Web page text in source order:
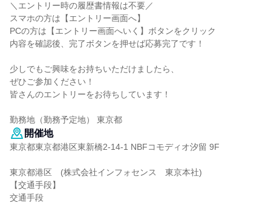
＼エントリー時の履歴書情報は不要／
スマホの方は【エントリー画面へ】
PCの方は【エントリー画面へいく】ボタンをクリック
内容を確認後、完了ボタンを押せば応募完了です！
少しでもご興味をお持ちいただけましたら、
ぜひご参加ください！
皆さんのエントリーをお待ちしています！
勤務地（勤務予定地） 東京都
開催地
東京都東京都港区東新橋2-14-1 NBFコモディオ汐留 9F
東京都港区 (株式会社インフォセンス 東京本社)
【交通手段】
交通手段